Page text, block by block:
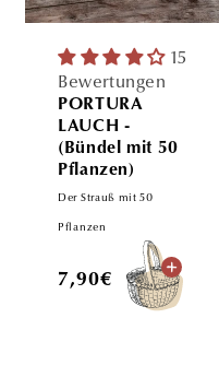
15
Bewertungen
PORTURA
LAUCH -
(Bündel mit 50
Pflanzen)
Der Strauß mit 50
Pflanzen
Normaler
7,90€